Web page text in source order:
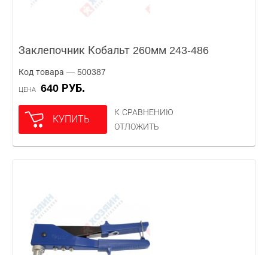
Заклепочник Кобальт 260мм 243-486
Код товара — 500387
ЦЕНА 640 РУБ.
КУПИТЬ
К СРАВНЕНИЮ
ОТЛОЖИТЬ